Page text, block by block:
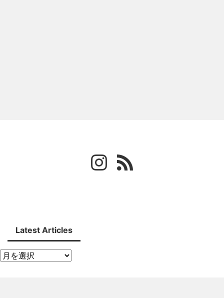
Latest Articles